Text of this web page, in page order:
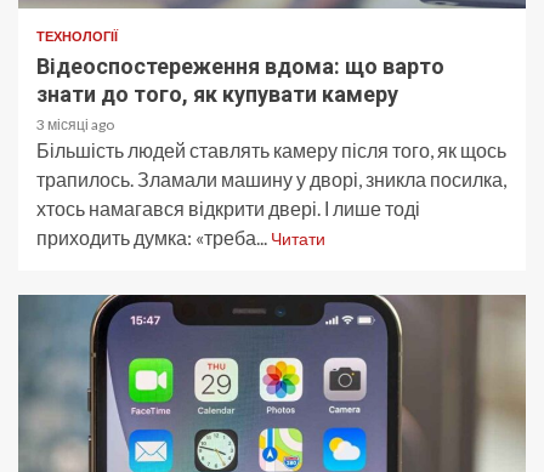
ТЕХНОЛОГІЇ
Відеоспостереження вдома: що варто
знати до того, як купувати камеру
3 місяці ago
Більшість людей ставлять камеру після того, як щось
трапилось. Зламали машину у дворі, зникла посилка,
хтось намагався відкрити двері. І лише тоді
приходить думка: «треба... Читати